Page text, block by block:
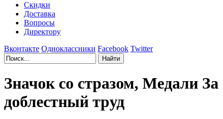
Скидки
Доставка
Вопросы
Директору
Вконтакте Одноклассники Facebook Twitter
Значок со стразом, Медали За
доблестный труд